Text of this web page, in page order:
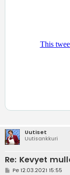
Uutiset
Uutisankkuri
Re: Kevyet
VPe 12.03.2021 15:55